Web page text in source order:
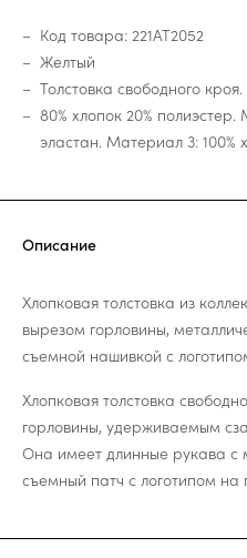
Код товара: 221AT2052
Желтый
Толстовка свободного кроя.
80% хлопок 20%
эластан. Материал 3: 100%
Описание
Хлопковая толстовка из
вырезом горловины,
съемной нашивкой с
Хлопковая толстовка
горловины, удерживаемым
Она имеет длинные рукава с
съемный патч с логотипом на